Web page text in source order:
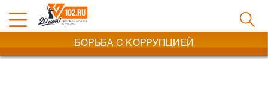
БОРЬБА С КОРРУПЦИЕЙ